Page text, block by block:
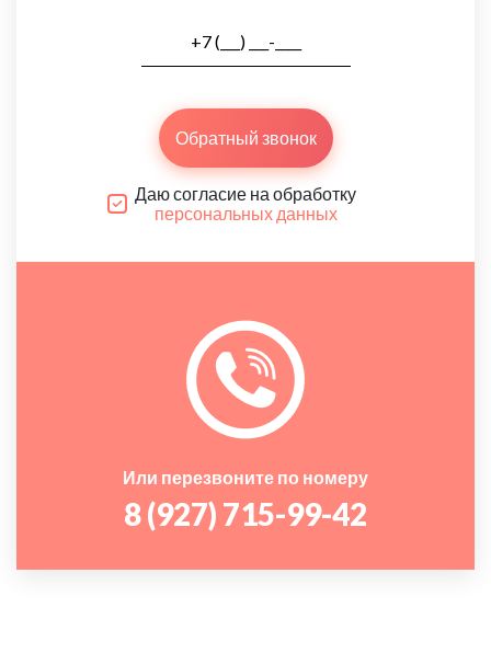
Обратный звонок
Даю согласие на обработку
персональных данных
Или перезвоните по номеру
8 (927) 715-99-42